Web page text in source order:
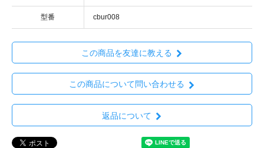
型番 cbur008
この商品を友達に教える
この商品について問い合わせる
返品について